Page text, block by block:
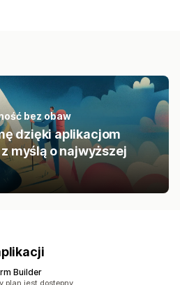
bez obaw
dzięki aplikacjom
myślą o najwyższej
Builder